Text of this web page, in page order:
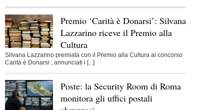
Premio ‘Carità è Donarsi’: Silvana
Lazzarino riceve il Premio alla
Cultura
Silvana Lazzarino premiata con il Premio alla Cultura al concorso
Carità è Donarsi ; annunciati i [...]
Poste: la Security Room di Roma
monitora gli uffici postali